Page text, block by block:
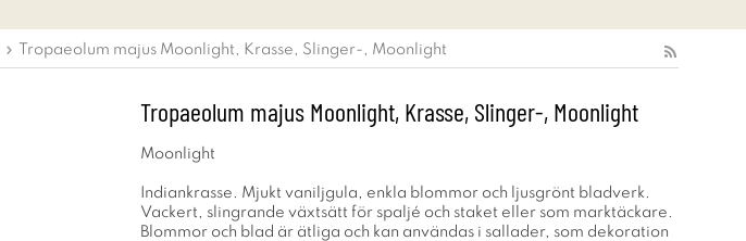
Tropaeolum majus Moonlight, Krasse, Slinger-, Moonlight
Tropaeolum majus Moonlight, Krasse, Slinger-, Moonlight
Moonlight
Indiankrasse. Mjukt vaniljgula, enkla blommor och ljusgrönt bladverk.
Vackert, slingrande växtsätt för spaljé och staket eller som marktäckare.
Blommor och blad är ätliga och kan användas i sallader, som dekoration